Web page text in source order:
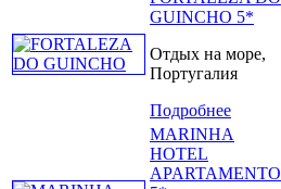
GUINCHO 5*
Отдых на море,
Португалия
Подробнее
MARINHA
HOTEL
APARTAMENTO